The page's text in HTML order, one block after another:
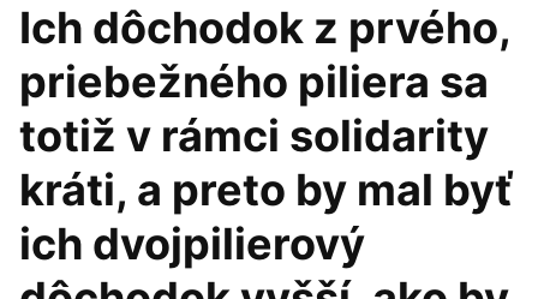
Ich dôchodok z prvého,
priebežného piliera sa
totiž v rámci solidarity
kráti, a preto by mal byť
ich dvojpilierový